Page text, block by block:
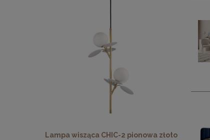
Lampa wisząca CHIC-2 pionowa złoto